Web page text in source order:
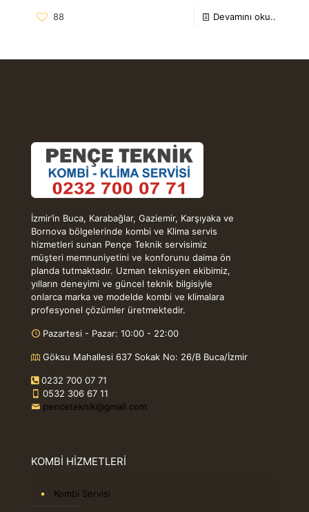
88 Devamını oku..
İzmir’in Buca, Karabağlar, Gaziemir, Karşıyaka ve
Bornova bölgelerinde kombi ve Klima servis
hizmetleri sunan Pençe Teknik servisimiz
müşteri memnuniyetini ve konforunu daima ön
planda tutmaktadır. Uzman teknisyen ekibimiz,
yılların deneyimi ve güncel teknik bilgisiyle
onlarca marka ve modelde kombi ve klimalara
profesyonel çözümler üretmektedir.
Pazartesi - Pazar: 10:00 - 22:00
Göksu Mahallesi 637 Sokak No: 26/B Buca/İzmir
0232 700 07 71
0532 306 67 11
penceteknik@gmail.com
KOMBİ HİZMETLERİ
Kombi Servisi